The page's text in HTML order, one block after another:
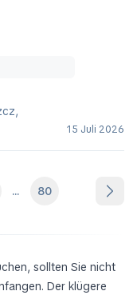
15 Juli 2026
... 80
sollten Sie nicht
Der klügere